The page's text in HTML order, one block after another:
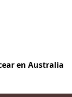
en Australia